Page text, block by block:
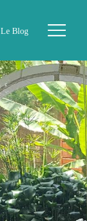
Le Blog